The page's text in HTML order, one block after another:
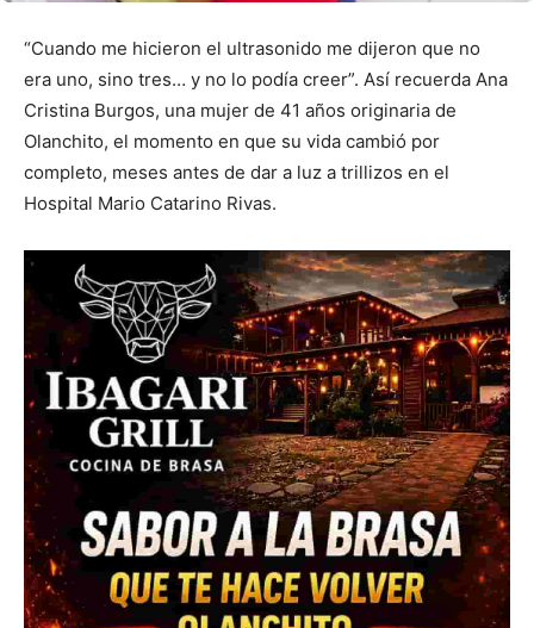
“Cuando me hicieron el ultrasonido me dijeron que no
era uno, sino tres… y no lo podía creer”. Así recuerda Ana
Cristina Burgos, una mujer de 41 años originaria de
Olanchito, el momento en que su vida cambió por
completo, meses antes de dar a luz a trillizos en el
Hospital Mario Catarino Rivas.